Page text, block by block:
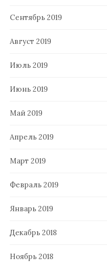
Сентябрь 2019
Август 2019
Июль 2019
Июнь 2019
Май 2019
Апрель 2019
Март 2019
Февраль 2019
Январь 2019
Декабрь 2018
Ноябрь 2018